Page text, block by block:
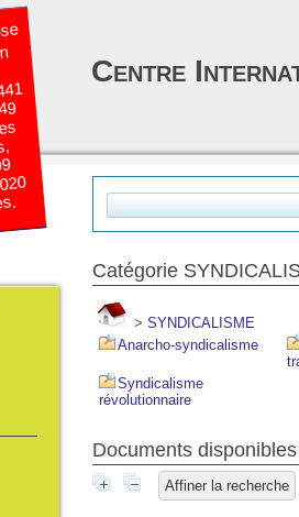
Catégorie
> SYNDICALISME
Anarcho-syndicalisme
Syndicalisme
révolutionnaire
Documents
Affiner la recherche
Centre